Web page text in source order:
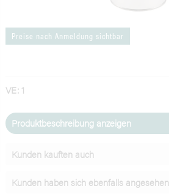
Preise nach Anmeldung sichtbar
VE: 1
Produktbeschreibung anzeigen
Kunden kauften auch
Kunden haben sich ebenfalls angesehen